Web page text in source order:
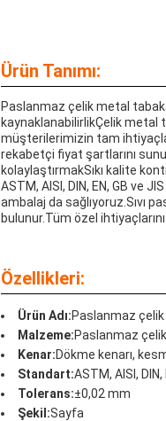
Ürün Tanımı:
Paslanmaz çelik metal
kaynaklanabilirlikÇelik metal
müşterilerimizin tam
rekabetçi fiyat şartlarını
kolaylaştırmakSıkı kalite
ASTM, AISI, DIN, EN, GB ve
ambalaj da sağlıyoruz.Sıvı
bulunur.Tüm özel
Özellikleri:
Ürün Adı:Paslanmaz
Malzeme:Paslanmaz çelik
Kenar:Dökme kenarı,
Standart:ASTM, AISI, DIN,
Tolerans:±0,02 mm
Şekil:Sayfa